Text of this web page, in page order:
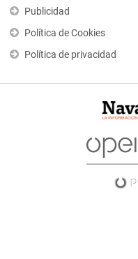
Publicidad
Política de Cookies
Política de privacidad